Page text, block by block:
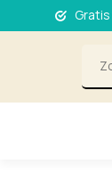
Gratis